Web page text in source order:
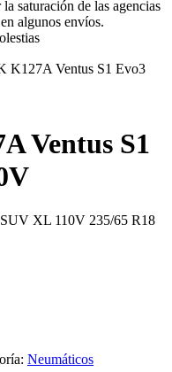
saturación de las agencias
algunos envíos.
K127A Ventus S1 Evo3
Ventus S1
XL 110V 235/65 R18
Neumáticos